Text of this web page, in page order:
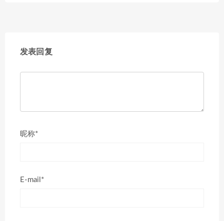
发表回复
昵称*
E-mail*